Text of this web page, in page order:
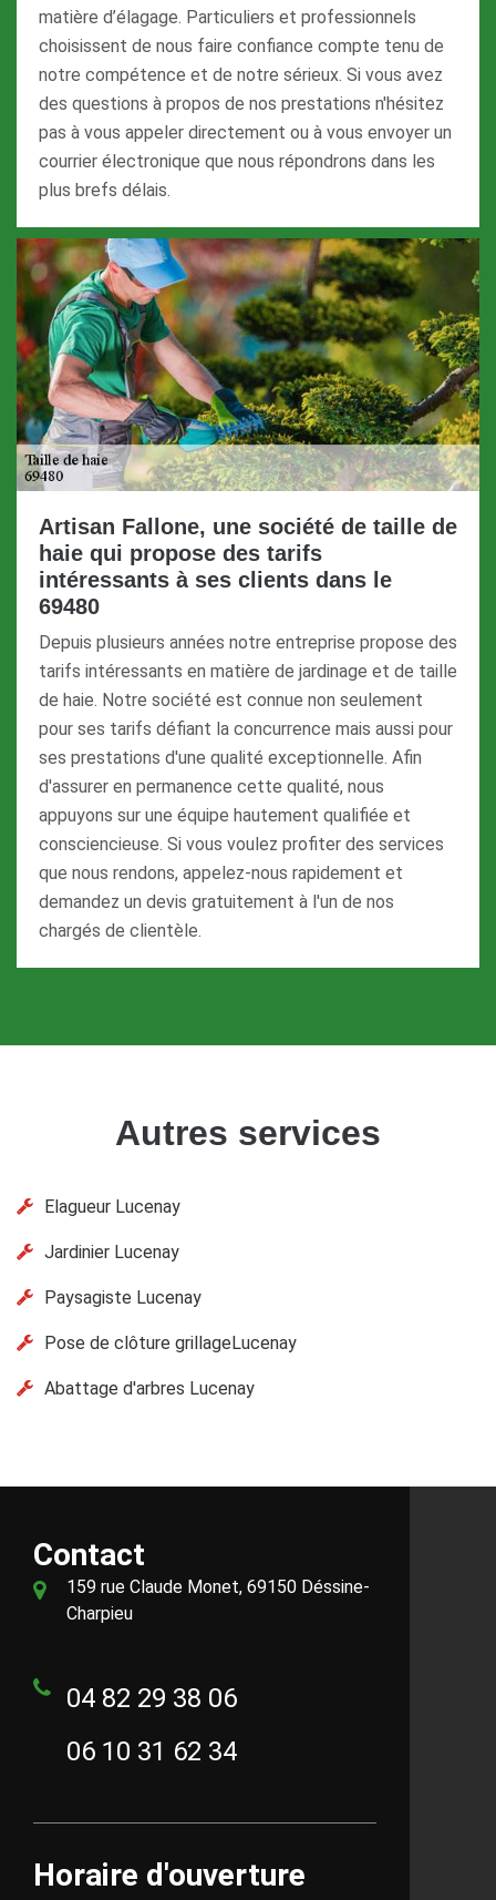
matière d’élagage. Particuliers et professionnels
choisissent de nous faire confiance compte tenu de
notre compétence et de notre sérieux. Si vous avez
des questions à propos de nos prestations n'hésitez
pas à vous appeler directement ou à vous envoyer un
courrier électronique que nous répondrons dans les
plus brefs délais.
Artisan Fallone, une société de taille de
haie qui propose des tarifs
intéressants à ses clients dans le
69480
Depuis plusieurs années notre entreprise propose des
tarifs intéressants en matière de jardinage et de taille
de haie. Notre société est connue non seulement
pour ses tarifs défiant la concurrence mais aussi pour
ses prestations d'une qualité exceptionnelle. Afin
d'assurer en permanence cette qualité, nous
appuyons sur une équipe hautement qualifiée et
consciencieuse. Si vous voulez profiter des services
que nous rendons, appelez-nous rapidement et
demandez un devis gratuitement à l'un de nos
chargés de clientèle.
Autres services
Elagueur Lucenay
Jardinier Lucenay
Paysagiste Lucenay
Pose de clôture grillageLucenay
Abattage d'arbres Lucenay
Contact
159 rue Claude Monet, 69150 Déssine-
Charpieu
04 82 29 38 06
06 10 31 62 34
Horaire d'ouverture